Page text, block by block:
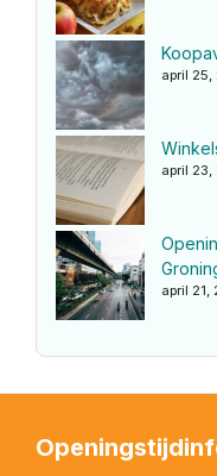
april
april
april 21,